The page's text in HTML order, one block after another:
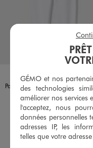
Disponible en 2 coloris
Pantalon de jogging avec intérieur molletonné
12,99 €
5/5 de moyenne
(6 avis)
AJOUTER AU
GÉMO et nos
des technologies
améliorer nos services
l'acceptez, nous
données personnelles
adresses IP, les
telles que votre